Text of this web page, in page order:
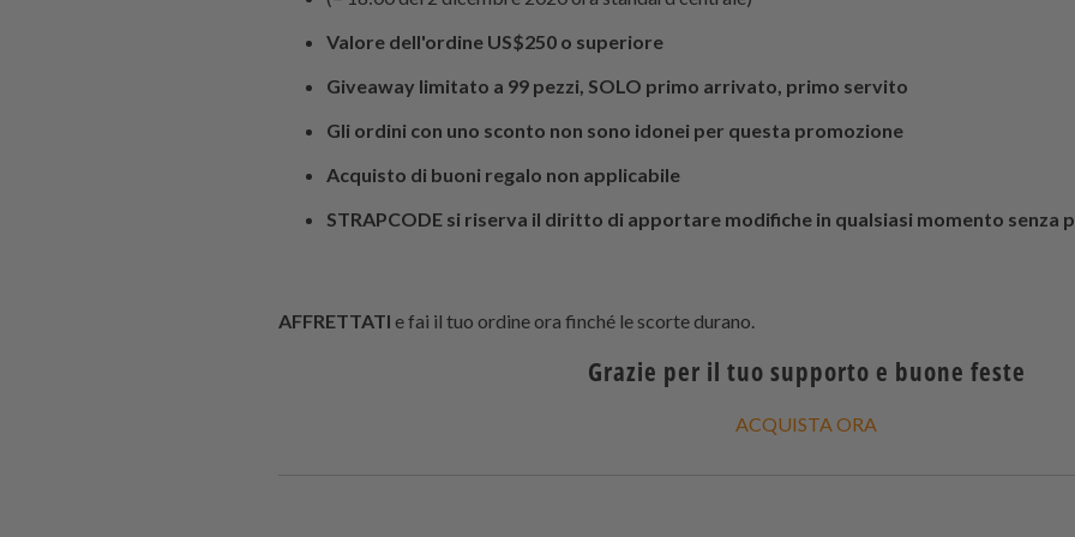
Valore dell'ordine US$250 o superiore
Giveaway limitato a 99 pezzi, SOLO primo arrivato, primo servito
Gli ordini con uno sconto non sono idonei per questa promozione
Acquisto di buoni regalo non applicabile
STRAPCODE si riserva il diritto di apportare modifiche in qualsiasi momento senza
AFFRETTATI e fai il tuo ordine ora finché le scorte durano.
Grazie per il tuo supporto e buone feste
ACQUISTA ORA